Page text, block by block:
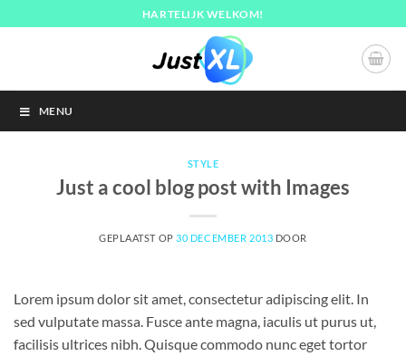
naar
HARTELIJK WELKOM!
MENU
STYLE
Just a cool blog post with Images
GEPLAATST OP 30 DECEMBER 2013 DOOR
Lorem ipsum dolor sit amet, consectetur adipiscing elit. In
sed vulputate massa. Fusce ante magna, iaculis ut purus ut,
facilisis ultrices nibh. Quisque commodo nunc eget tortor